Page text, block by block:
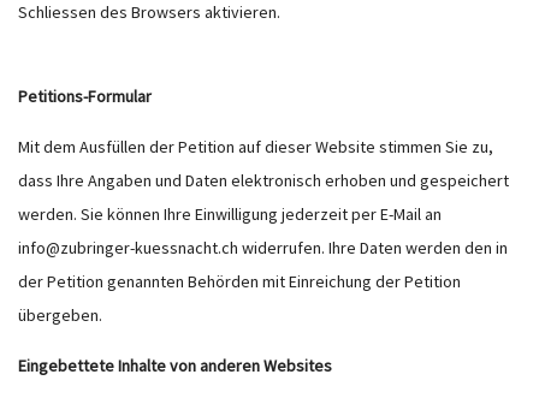
Schliessen des Browsers aktivieren.
Petitions-Formular
Mit dem Ausfüllen der Petition auf dieser Website stimmen Sie zu,
dass Ihre Angaben und Daten elektronisch erhoben und gespeichert
werden. Sie können Ihre Einwilligung jederzeit per E-Mail an
info@zubringer-kuessnacht.ch widerrufen. Ihre Daten werden den in
der Petition genannten Behörden mit Einreichung der Petition
übergeben.
Eingebettete Inhalte von anderen Websites